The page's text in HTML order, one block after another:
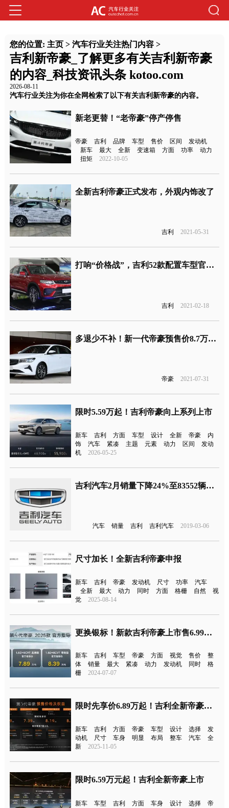
您的位置: 主页> 汽车行业关注热门内容>
吉利新帝豪_了解更多有关吉利新帝豪
的内容_科技资讯头条 kotoo.com
2026-08-11
汽车行业关注为你在全网检索了以下有关吉利新帝豪的内容。
新老更替！“老帝豪”停产停售
帝豪 吉利 品牌 车型 售价 区间
发动机
新车
最大 全新 变速箱 方面 功率
动力
扭矩
2022-10-05
全新吉利帝豪正式发布，外观内饰改了
吉利 2021-05-31
打响“价格战”，吉利52款配置车型官宣“降价”
吉利 2021-02-18
多退少不补！新一代帝豪预售价8.7万元起
帝豪 2021-07-31
限时5.59万起！吉利帝豪向上系列上市
新车 吉利 方面 车型 设计 全新 帝豪
内
饰
汽车 紧凑 主题 元素 动力 区间
发动
机
2026-05-25
吉利汽车2月销量下降24%至83552辆，领克品牌只有7276辆
汽车 销量 吉利 吉利汽车 2019-03-06
尺寸加长！全新吉利帝豪申报
新车 吉利 帝豪 发动机 尺寸 功率
汽车
全新
最大 动力 同时 方面 格栅 自然
视
觉
2025-08-14
更换银标！新款吉利帝豪上市售6.99万元起
新车 吉利 车型 帝豪 方面 视觉 售价
整
体
销量 最大 紧凑 动力 发动机 同时
格
栅
2024-07-07
限时先享价6.89万起！吉利全新帝豪正式预售
新车 吉利 方面 帝豪 车型 设计 选择
发
动机
尺寸 车身 明显 布局 整车 汽车
全
新
2025-11-05
限时6.59万元起！吉利全新帝豪上市
新车 车型 吉利 方面 车身 设计 选择
帝